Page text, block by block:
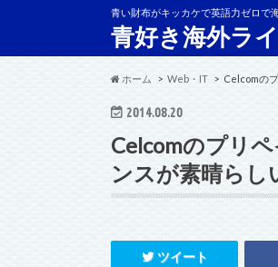
青い財布がキッカケで英語力ゼロで
青好き海外ラ
ホーム Web・IT Celcomの
2014.08.20
Celcomのプリ
ンスが素晴らし
ツイート